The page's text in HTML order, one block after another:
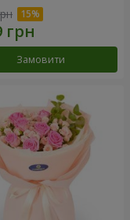
Замовити